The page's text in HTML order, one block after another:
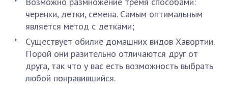
черенки, детки, семена. Самым оптимальным
является метод с детками;
Существует обилие домашних видов Хавортии.
Порой они разительно отличаются друг от
друга, так что у вас есть возможность выбрать
любой понравившийся.